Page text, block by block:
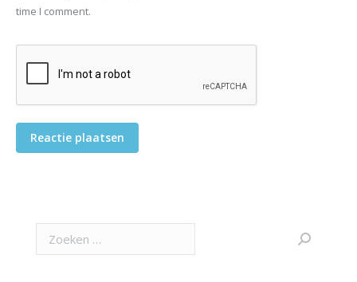
time I comment.
Reactie plaatsen
Search: